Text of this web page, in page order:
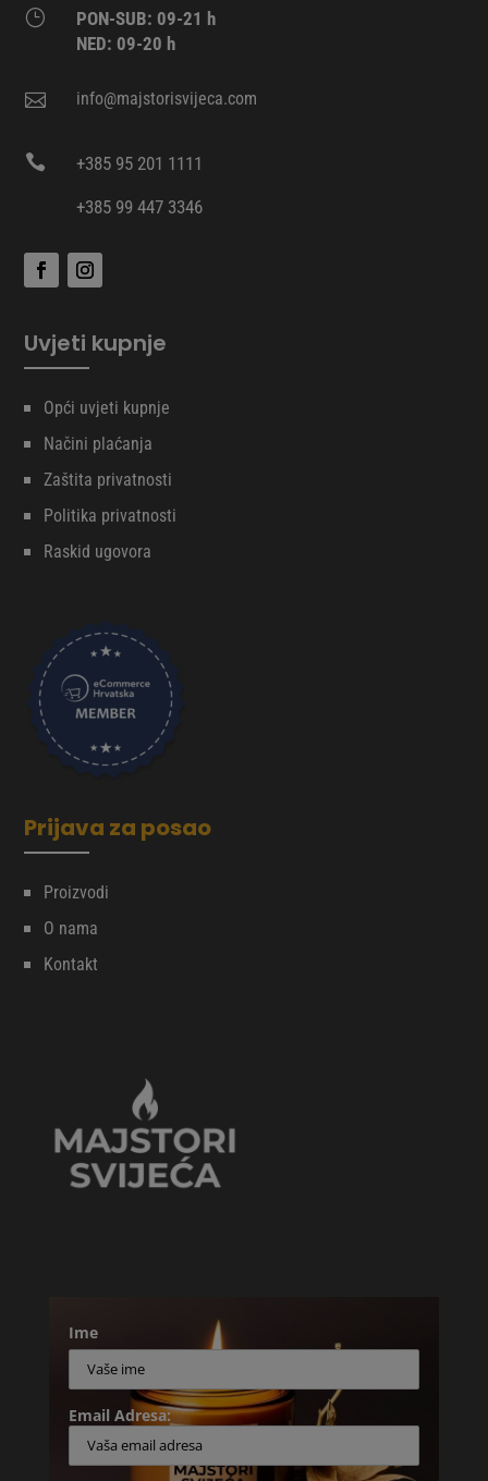
}
PON-SUB: 09-21 h
NED: 09-20 h
 info@majstorisvijeca.com

+385 95 201 1111
+385 99 447 3346
Uvjeti kupnje
Opći uvjeti kupnje
Načini plaćanja
Zaštita privatnosti
Politika privatnosti
Raskid ugovora
Prijava za posao
Proizvodi
O nama
Kontakt
Ime
Email Adresa: